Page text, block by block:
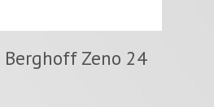
Berghoff Zeno 24